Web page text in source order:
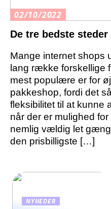
02/10/2022
De tre bedste
Mange internet shops
lang række forskellige
mest populære er for
pakkeshop, fordi det
fleksibilitet til at kunne
når der er mulighed
nemlig vældig let
den prisbilligste […]
NYHEDER